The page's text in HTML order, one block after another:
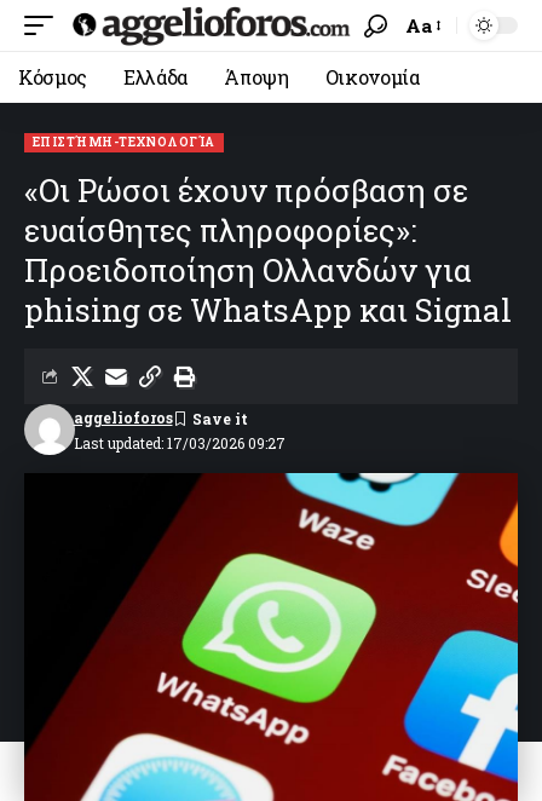
Aa
Κόσμος Ελλάδα Άποψη Οικονομία
ΕΠΙΣΤΉΜΗ-ΤΕΧΝΟΛΟΓΊΑ
«Οι Ρώσοι έχουν πρόσβαση σε
ευαίσθητες πληροφορίες»:
Προειδοποίηση Ολλανδών για
phising σε WhatsApp και Signal
Last updated: 17/03/2026 09:27
aggelioforos